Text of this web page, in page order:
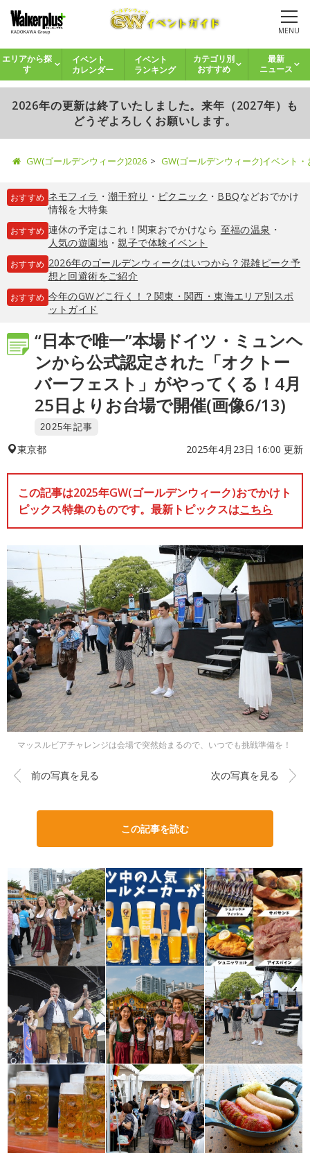
MENU
エリアから探
す
イベント
カレンダー
イベント
ランキング
カテゴリ別
おすすめ
最新
ニュース
2026年の更新は終了いたしました。来年（2027年）も
どうぞよろしくお願いします。
GW(ゴールデンウィーク)2026 GW(ゴールデンウィーク)イベント
おすすめ ネモフィラ ・ 潮干狩り ・ ピクニック ・ BBQなどおでかけ
情報を大特集
おすすめ 連休の予定はこれ！関東おでかけなら 至福の温泉 ・
人気の遊園地・親子で体験イベント
おすすめ 2026年のゴールデンウィークはいつから？混雑ピーク予
想と回避術をご紹介
おすすめ 今年のGWどこ行く！？関東・関西・東海エリア別スポ
ットガイド
“日本で唯一”本場ドイツ・ミュンヘ
ンから公式認定された「オクトー
バーフェスト」がやってくる！4月
25日よりお台場で開催(画像6/13)
2025年記事
東京都 2025年4月23日 16:00 更新
この記事は2025年GW(ゴールデンウィーク)おでかけト
ピックス特集のものです。最新トピックスはこちら
マッスルビアチャレンジは会場で突然始まるので、いつでも挑戦準備を！
前の写真を見る 次の写真を見る
この記事を読む